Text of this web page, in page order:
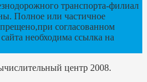
транспорта-филиал
Полное или частичное
согласованном
необходима ссылка на
центр 2008.